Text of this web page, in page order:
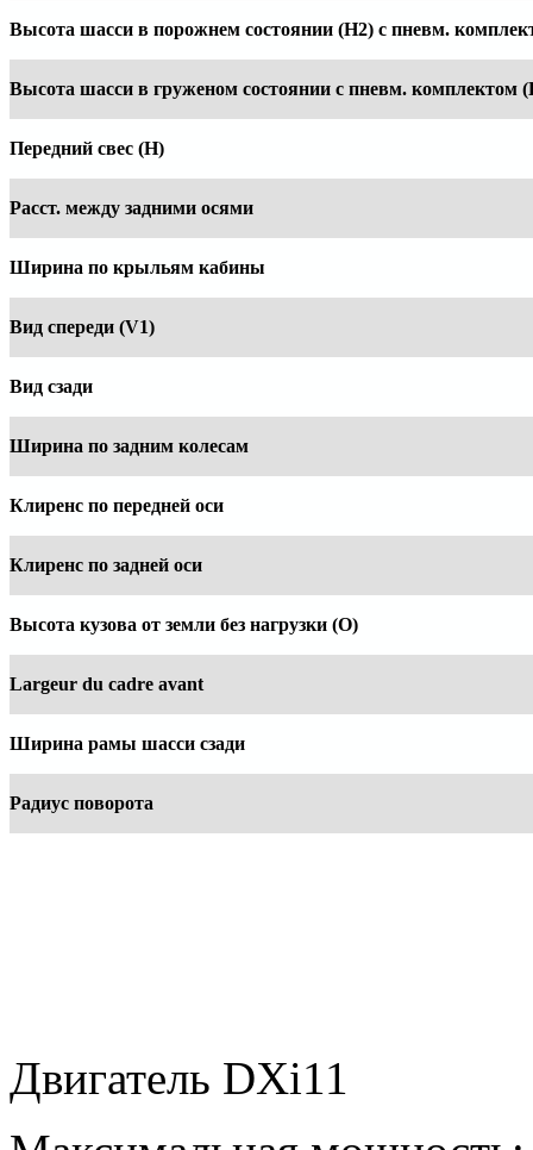
Высота шасси в порожнем состоянии (Н2) с пневм.
Высота шасси в груженом состоянии с пневм. комплектом
Передний свес (H)
Расст. между задними осями
Ширина по крыльям кабины
Вид спереди (V1)
Вид сзади
Ширина по задним колесам
Клиренс по передней оси
Клиренс по задней оси
Высота кузова от земли без нагрузки (O)
Largeur du cadre avant
Ширина рамы шасси сзади
Радиус поворота
Двигатель DXi11